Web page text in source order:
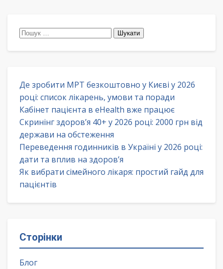
Пошук:
Де зробити МРТ безкоштовно у Києві у 2026
році: список лікарень, умови та поради
Кабінет пацієнта в eHealth вже працює
Скринінг здоров’я 40+ у 2026 році: 2000 грн від
держави на обстеження
Переведення годинників в Україні у 2026 році:
дати та вплив на здоров’я
Як вибрати сімейного лікаря: простий гайд для
пацієнтів
Сторінки
Блог